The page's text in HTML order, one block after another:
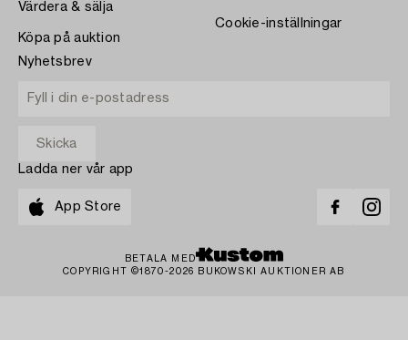
Värdera & sälja
Köpa på auktion
Cookie-inställningar
Nyhetsbrev
Ladda ner vår app
App Store
BETALA MED
COPYRIGHT ©1870-2026 BUKOWSKI AUKTIONER AB